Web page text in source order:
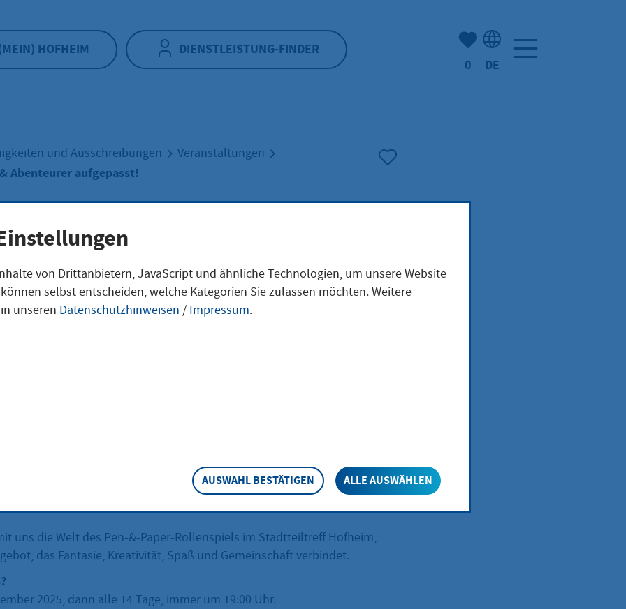
HOFHEIM DIENSTLEISTUNG-FINDER
Anzahl der gemerkten
0 DE
und Ausschreibungen Veranstaltungen
Abenteurer aufgepasst!
Freunde &
aufgepasst!
in fantastische Welten einzutauchen? Wollt ihr
netten Leuten spannende Geschichten erleben,
lösen und epische Abenteuer bestreiten?
uns die Welt des Pen-&-Paper-Rollenspiels im Stadtteiltreff Hofheim,
das Fantasie, Kreativität, Spaß und Gemeinschaft verbindet.
2025, dann alle 14 Tage, immer um 19:00 Uhr.
von Drittanbietern, JavaScript und ähnliche Technologien, um unsere Website
selbst entscheiden, welche Kategorien Sie zulassen möchten. Weitere
unseren Datenschutzhinweisen / Impressum.
AUSWAHL BESTÄTIGEN ALLE AUSWÄHLEN